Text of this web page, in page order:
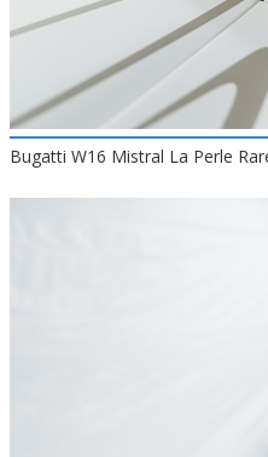
Bugatti W16 Mistral La Perle